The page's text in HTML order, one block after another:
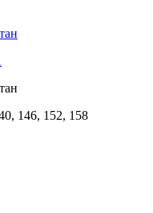
146, 152, 158